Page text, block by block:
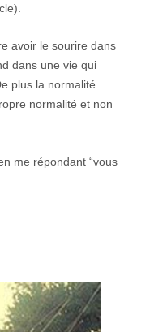
avoir le sourire dans
dans une vie qui
plus la normalité
normalité et non
me répondant “vous